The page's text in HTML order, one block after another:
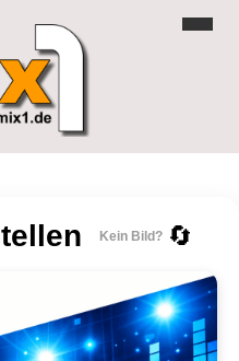
Kein Bild? 🔄